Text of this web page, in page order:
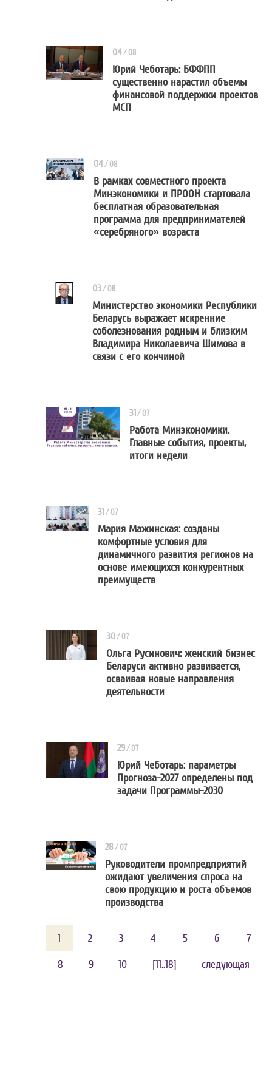
04/ 08
Юрий Чеботарь: БФФПП
Юрий Чеботарь: БФФПП
существенно нарастил объемы
финансовой поддержки проектов
МСП
04/ 08
В рамках совместного
В рамках совместного проекта
Минэкономики и ПРООН стартовала
бесплатная образовательная
программа для предпринимателей
«серебряного» возраста
03/ 08
Министерство экономики
Министерство экономики Республики
Беларусь выражает искренние
соболезнования родным и близким
Владимира Николаевича Шимова в
связи с его кончиной
31 / 07
Работа
Работа Минэкономики.
Главные события, проекты,
итоги недели
31 / 07
Мария Мажинская:
Мария Мажинская: созданы
комфортные условия для
динамичного развития регионов на
основе имеющихся конкурентных
преимуществ
30/ 07
Ольга Русинович:
Ольга Русинович: женский бизнес
Беларуси активно развивается,
осваивая новые направления
деятельности
29/ 07
Юрий Чеботарь:
Юрий Чеботарь: параметры
Прогноза-2027 определены под
задачи Программы-2030
28/ 07
Руководители
Руководители промпредприятий
ожидают увеличения спроса на
свою продукцию и роста объемов
производства
1 2 3 4 5 6 7
8 9 10 [11..18] следующая